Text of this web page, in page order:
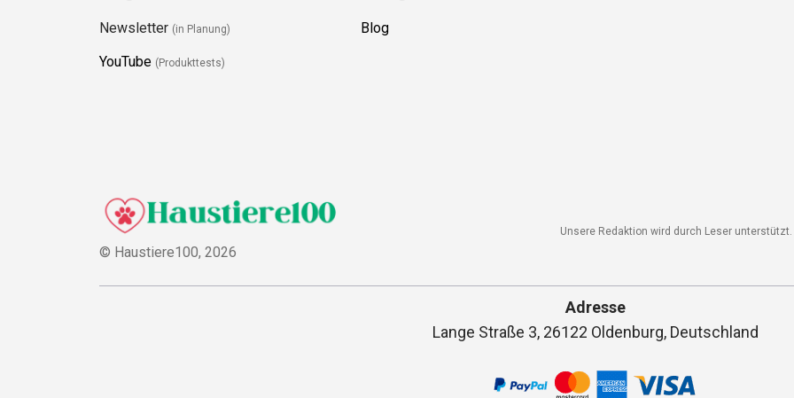
Newsletter (in Planung)
YouTube (Produkttests)
Blog
© Haustiere100, 2026
Unsere Redaktion wird durch Leser
Adresse
Lange Straße 3, 26122 Oldenburg, Deutschland